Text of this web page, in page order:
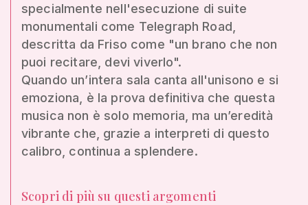
specialmente nell'esecuzione di suite
monumentali come Telegraph Road,
descritta da Friso come "un brano che non
puoi recitare, devi viverlo".
Quando un’intera sala canta all'unisono e si
emoziona, è la prova definitiva che questa
musica non è solo memoria, ma un’eredità
vibrante che, grazie a interpreti di questo
calibro, continua a splendere.
Scopri di più su questi argomenti